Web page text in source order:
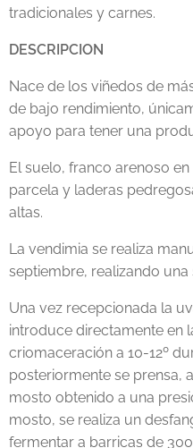
tradicionales y carnes.
DESCRIPCION
Nace de los viñedos de
de bajo rendimiento,
apoyo para tener una
El suelo, franco arenoso
parcela y laderas
altas.
La vendimia se realiza
septiembre, realizando
Una vez recepcionada la
introduce directamente en
criomaceración a 10-12º
posteriormente se prensa,
mosto obtenido a una
mosto, se realiza un
fermentar a barricas de